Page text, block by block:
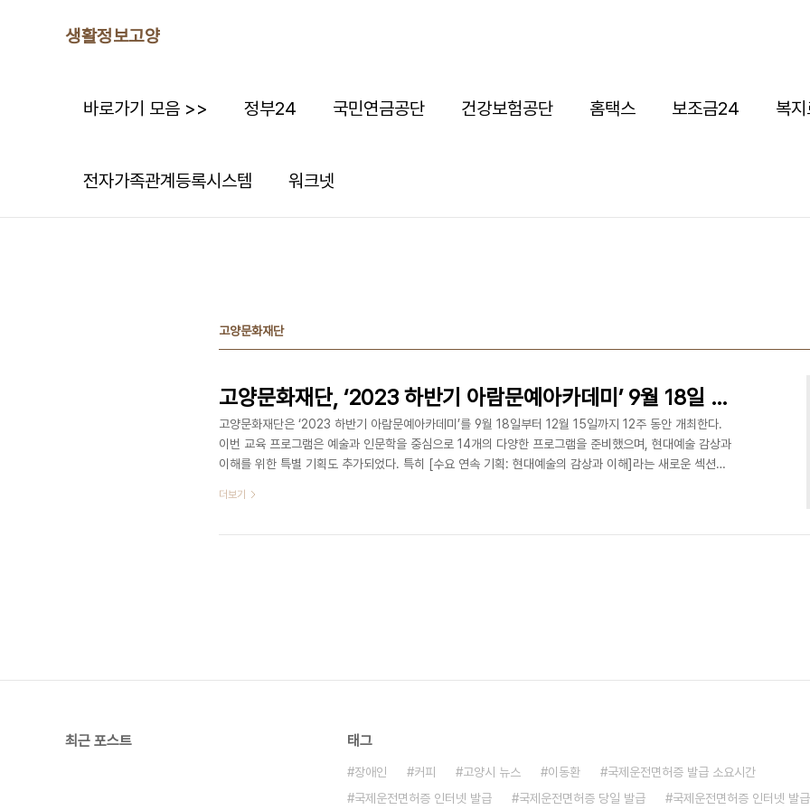
생활정보고양
바로가기 모음 >> 정부24 국민연금공단 건강보험공단 홈택스 보조금24 복
전자가족관계등록시스템 워크넷
고양문화재단
고양문화재단, ‘2023 하반기 아람문예아카데미’ 9월 18일 개강
고양문화재단은 ‘2023 하반기 아람문예아카데미’를 9월 18일부터 12월 15일까지 12주 동안 개최한다.
이번 교육 프로그램은 예술과 인문학을 중심으로 14개의 다양한 프로그램을 준비했으며, 현대예술 감상과
이해를 위한 특별 기획도 추가되었다. 특히 [수요 연속 기획: 현대예술의 감상과 이해]라는 새로운 섹션에
트렌드와 주요 작품, 그리고 깊은 감상법을 소개한다. 2012년부터 활발한 활동을 이어가는 소설가 이순원
더보기
최근 포스트 태그
장애인 커피 고양시 뉴스 이동환
국제운전면허증 발급 소요시간
국제운전면허증 인터넷 발급
국제운전면허증 당일 발급 국제운전면허증 인터넷 발